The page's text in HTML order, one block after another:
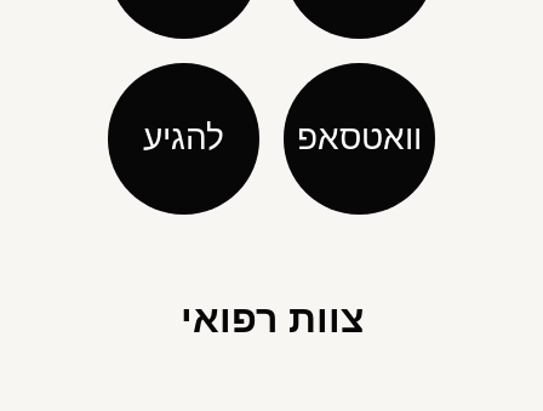
וואטסאפ להגיע
צוות רפואי